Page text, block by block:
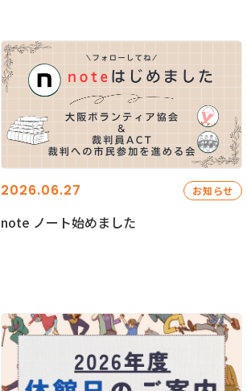
2026.06.27 お知らせ
note ノート始めました